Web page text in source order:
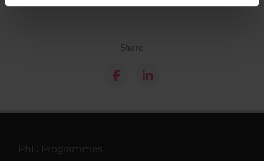
con altre informazioni che hai fornito loro o che hanno
raccolto dal tuo utilizzo dei loro servizi.
Share
PhD Programmes